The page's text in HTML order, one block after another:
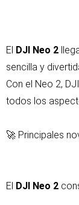
El DJI Neo 2
sencilla y
Con el Neo 2,
todos los
🚀 Principales
El DJI Neo 2